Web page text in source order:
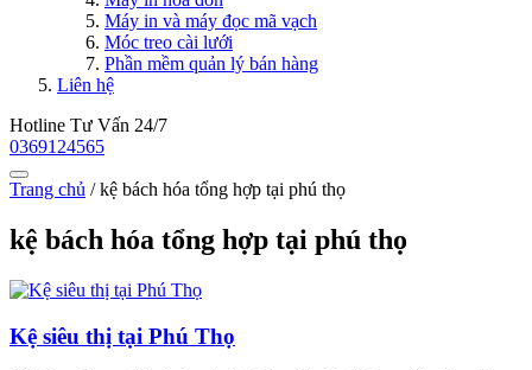
Máy in và máy đọc mã vạch
Móc treo cài lưới
Phần mềm quản lý bán hàng
Liên hệ
Hotline Tư Vấn 24/7
0369124565
Trang chủ /kệ bách hóa tổng hợp tại phú thọ
kệ bách hóa tổng hợp tại phú thọ
Kệ siêu thị tại Phú Thọ